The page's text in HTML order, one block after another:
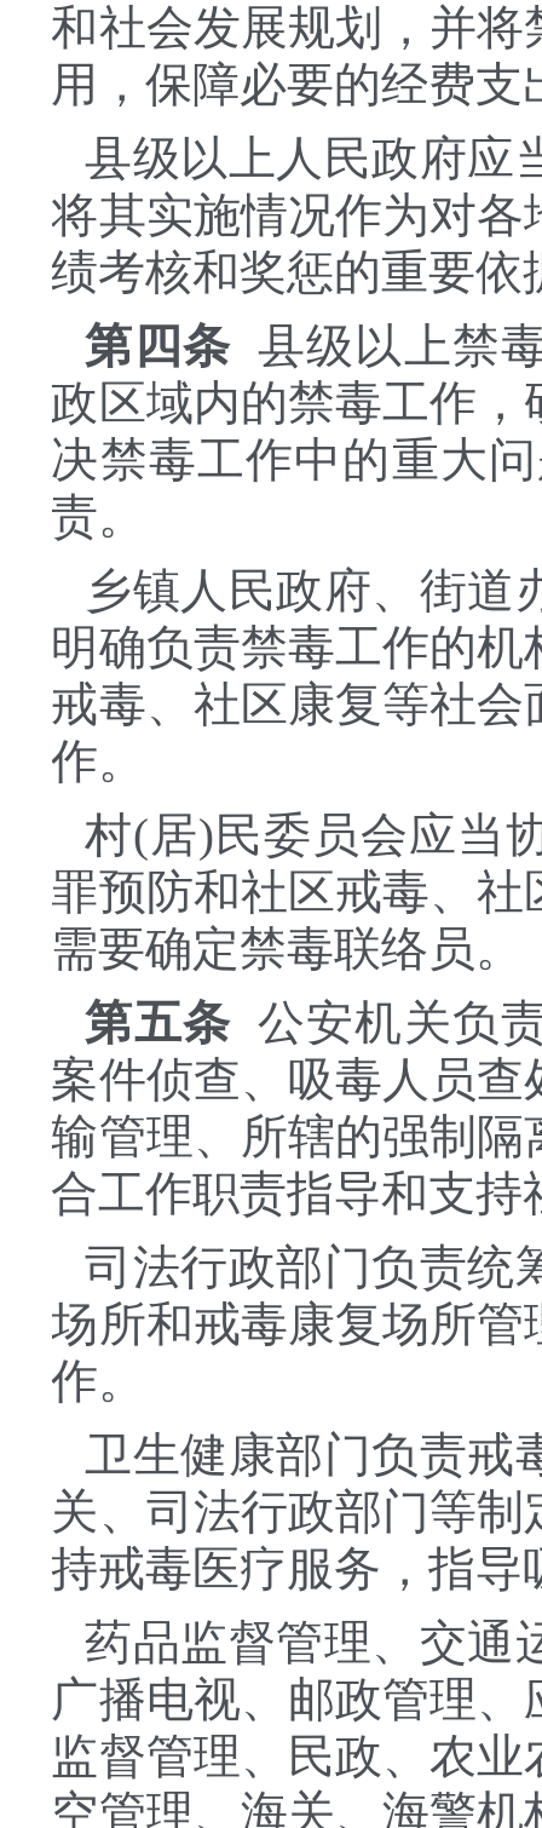
和社会发展规划，并
用，保障必要的经费支
县级以上人民政府应
将其实施情况作为对
绩考核和奖惩的重要依
第四条 县级以上禁
政区域内的禁毒工作
决禁毒工作中的重大
责。
乡镇人民政府、街道
明确负责禁毒工作的
戒毒、社区康复等社
作。
村(居)民委员会应当
罪预防和社区戒毒、
需要确定禁毒联络员。
第五条 公安机关负
案件侦查、吸毒人员
输管理、所辖的强制
合工作职责指导和支
司法行政部门负责统
场所和戒毒康复场所
作。
卫生健康部门负责戒
关、司法行政部门等
持戒毒医疗服务，指
药品监督管理、交通
广播电视、邮政管理
监督管理、民政、农
空管理、海关、海警